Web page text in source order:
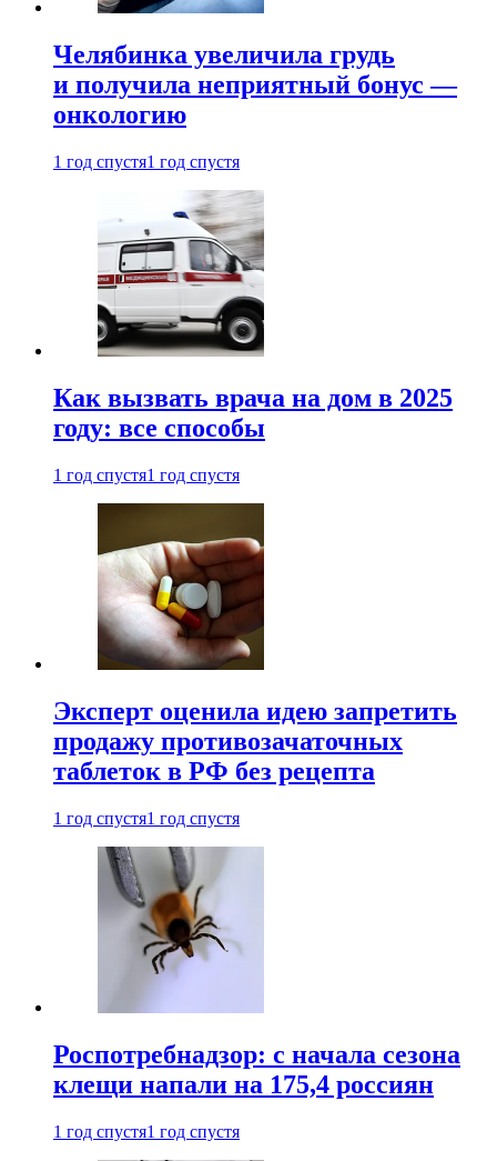
Челябинка увеличила грудь
и получила неприятный бонус —
онкологию
1 год спустя1 год спустя
Как вызвать врача на дом в 2025
году: все способы
1 год спустя1 год спустя
Эксперт оценила идею запретить
продажу противозачаточных
таблеток в РФ без рецепта
1 год спустя1 год спустя
Роспотребнадзор: с начала сезона
клещи напали на 175,4 россиян
1 год спустя1 год спустя